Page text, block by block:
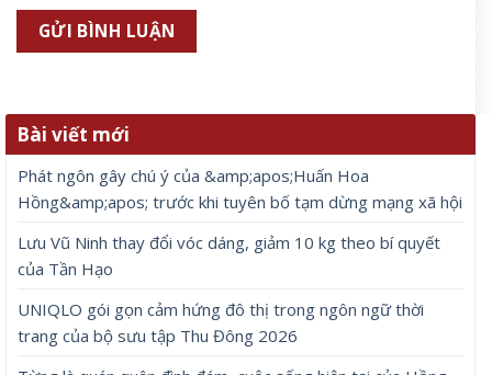
Bài viết mới
Phát ngôn gây chú ý của &amp;apos;Huấn Hoa
Hồng&amp;apos; trước khi tuyên bố tạm dừng mạng xã hội
Lưu Vũ Ninh thay đổi vóc dáng, giảm 10 kg theo bí quyết
của Tần Hạo
UNIQLO gói gọn cảm hứng đô thị trong ngôn ngữ thời
trang của bộ sưu tập Thu Đông 2026